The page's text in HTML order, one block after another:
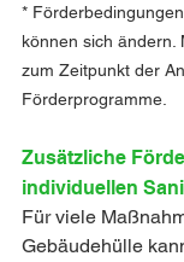
*
können sich ändern.
zum Zeitpunkt der
Förderprogramme.
Zusätzliche
individuellen
Für viele
Gebäudehülle